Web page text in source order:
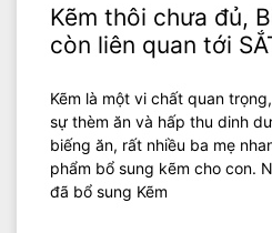
Kẽm thôi chưa đủ,
còn liên quan tới
Kẽm là một vi chất quan
sự thèm ăn và hấp thu dinh
biếng ăn, rất nhiều ba mẹ
phẩm bổ sung kẽm cho con.
đã bổ sung Kẽm